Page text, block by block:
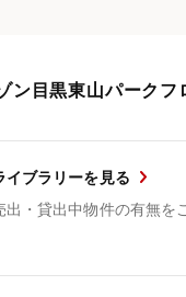
ン目黒東山パークフ
イブラリーを見る
出・貸出中物件の有無を